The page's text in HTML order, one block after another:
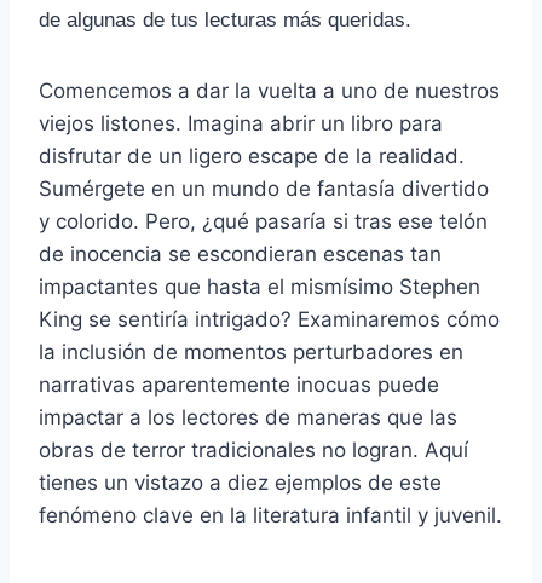
de algunas de tus lecturas más queridas.
Comencemos a dar la vuelta a uno de nuestros
viejos listones. Imagina abrir un libro para
disfrutar de un ligero escape de la realidad.
Sumérgete en un mundo de fantasía divertido
y colorido. Pero, ¿qué pasaría si tras ese telón
de inocencia se escondieran escenas tan
impactantes que hasta el mismísimo Stephen
King se sentiría intrigado? Examinaremos cómo
la inclusión de momentos perturbadores en
narrativas aparentemente inocuas puede
impactar a los lectores de maneras que las
obras de terror tradicionales no logran. Aquí
tienes un vistazo a diez ejemplos de este
fenómeno clave en la literatura infantil y juvenil.